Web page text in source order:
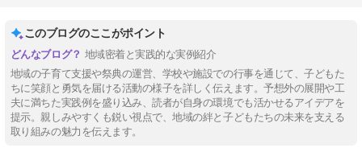
このブログのここがポイント
地域密着と実践的な実例紹介
地域の子育て支援や祭典の運営、学校や施設での行事を通じて、子どもた
ちに笑顔と勇気を届ける活動の様子を詳しく伝えます。予想外の展開や工
夫に満ちた実践例を盛り込み、読者が自身の環境でも活かせるアイデアを
提示。親しみやすくも鋭い視点で、地域の絆と子どもたちの未来を支える
取り組みの魅力を伝えます。